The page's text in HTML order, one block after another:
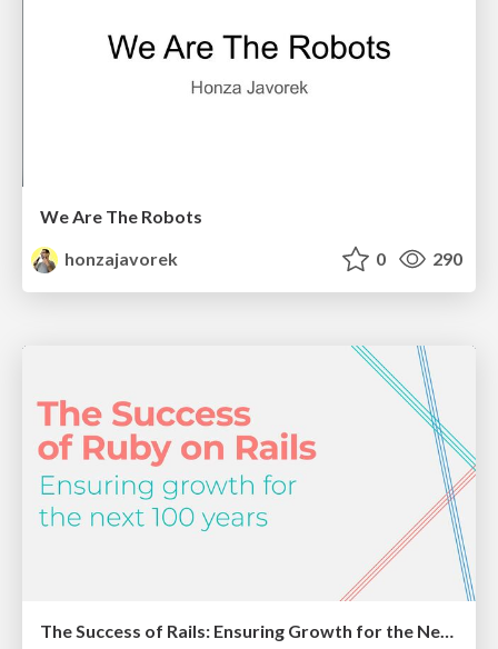
We Are The Robots
honzajavorek
0 290
The Success of Rails: Ensuring Growth for the Next 100 Years